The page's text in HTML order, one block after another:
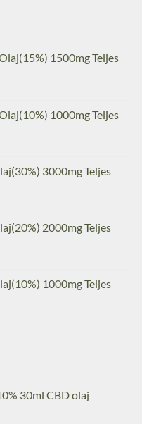
1500mg Teljes
1000mg Teljes
3000mg Teljes
2000mg Teljes
1000mg Teljes
30ml CBD olaj